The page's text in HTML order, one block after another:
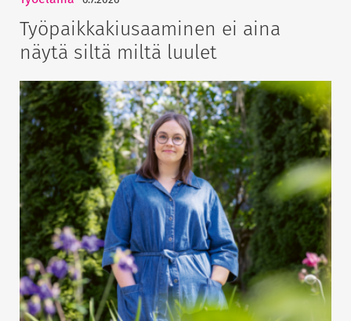
Työpaikkakiusaaminen ei aina
näytä siltä miltä luulet